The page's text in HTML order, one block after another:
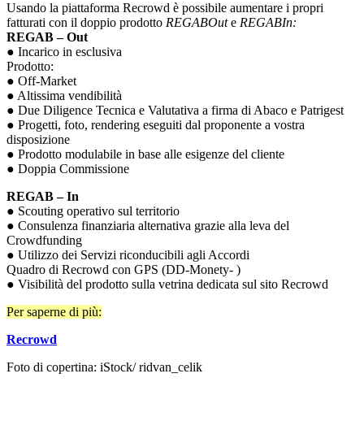
Usando la piattaforma Recrowd è possibile aumentare i propri
fatturati con il doppio prodotto REGABOute REGABIn:
REGAB – Out
● Incarico in esclusiva
Prodotto:
● Off-Market
● Altissima vendibilità
● Due Diligence Tecnica e Valutativa a firma di Abaco e Patrigest
● Progetti, foto, rendering eseguiti dal proponente a vostra
disposizione
● Prodotto modulabile in base alle esigenze del cliente
● Doppia Commissione
REGAB – In
● Scouting operativo sul territorio
● Consulenza finanziaria alternativa grazie alla leva del
Crowdfunding
● Utilizzo dei Servizi riconducibili agli Accordi
Quadro di Recrowd con GPS (DD-Monety- )
● Visibilità del prodotto sulla vetrina dedicata sul sito Recrowd
Per saperne di più:
Recrowd
Foto di copertina: iStock/ ridvan_celik